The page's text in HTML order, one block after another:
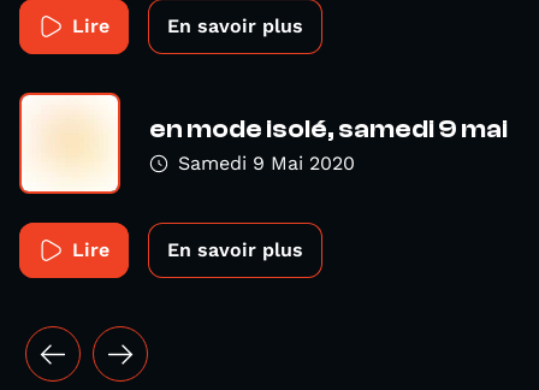
Lire En savoir plus
en mode isolé, samedi 9 mai
Samedi 9 Mai 2020
Lire En savoir plus